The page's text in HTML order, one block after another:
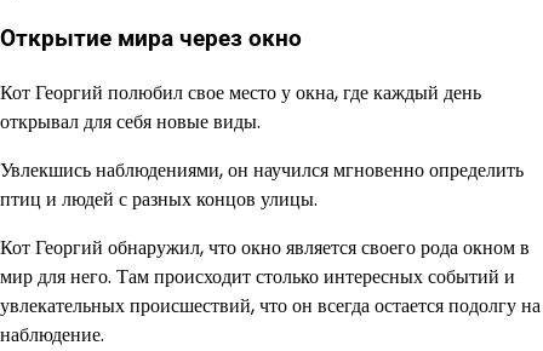
Открытие мира через окно
Кот Георгий полюбил свое место у окна, где каждый день
открывал для себя новые виды.
Увлекшись наблюдениями, он научился мгновенно определить
птиц и людей с разных концов улицы.
Кот Георгий обнаружил, что окно является своего рода окном в
мир для него. Там происходит столько интересных событий и
увлекательных происшествий, что он всегда остается подолгу на
наблюдение.